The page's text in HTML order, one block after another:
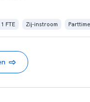
FTE Zij-instroom